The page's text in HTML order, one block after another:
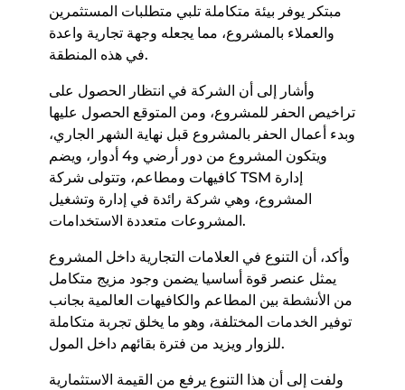
مبتكر يوفر بيئة متكاملة تلبي متطلبات المستثمرين
والعملاء بالمشروع، مما يجعله وجهة تجارية واعدة
في هذه المنطقة.
وأشار إلى أن الشركة في انتظار الحصول على
تراخيص الحفر للمشروع، ومن المتوقع الحصول عليها
وبدء أعمال الحفر بالمشروع قبل نهاية الشهر الجاري،
ويتكون المشروع من دور أرضي و4 أدوار، ويضم
كافيهات ومطاعم، وتتولى شركة TSM إدارة
المشروع، وهي شركة رائدة في إدارة وتشغيل
المشروعات متعددة الاستخدامات.
وأكد، أن التنوع في العلامات التجارية داخل المشروع
يمثل عنصر قوة أساسيا يضمن وجود مزيج متكامل
من الأنشطة بين المطاعم والكافيهات العالمية بجانب
توفير الخدمات المختلفة، وهو ما يخلق تجربة متكاملة
للزوار ويزيد من فترة بقائهم داخل المول.
ولفت إلى أن هذا التنوع يرفع من القيمة الاستثمارية